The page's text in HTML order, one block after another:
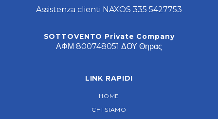
Assistenza clienti NAXOS 335 5427753
SOTTOVENTO Private Company
ΑΦΜ 800748051 ΔΟΥ Θηρας
LINK RAPIDI
HOME
CHI SIAMO